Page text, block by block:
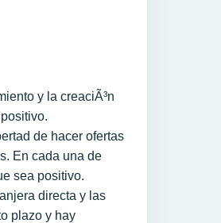
y la creaciÃ³n
de hacer ofertas
En cada una de
sea positivo.
directa y las
plazo y hay